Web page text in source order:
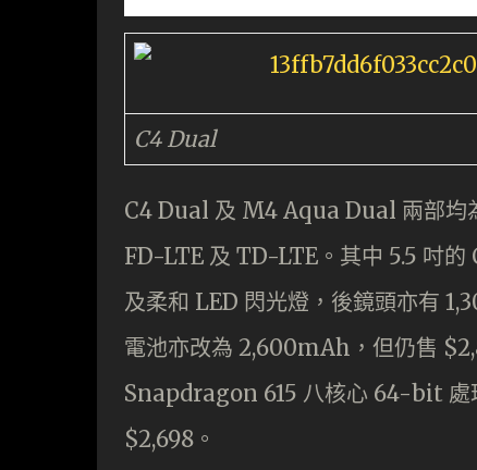
C4 Dual
C4 Dual 及 M4 Aqua Dual 兩部均
FD-LTE 及 TD-LTE。其中 5.5 吋
及柔和 LED 閃光燈，後鏡頭亦有
電池亦改為 2,600mAh，但仍售
Snapdragon 615 八核心 64-bit 處
$2,698。